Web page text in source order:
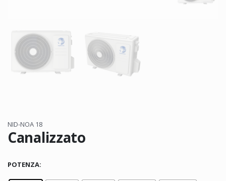
NID-NOA 18
Canalizzato
POTENZA